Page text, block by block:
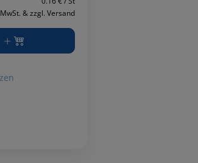
& zzgl. Versand